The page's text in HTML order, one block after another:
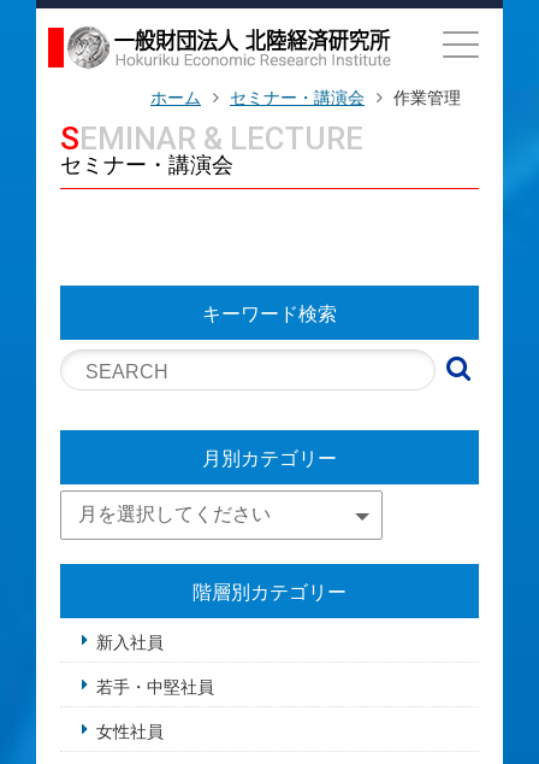
ホーム セミナー・講演会 作業管理
SEMINAR & LECTURE
セミナー・講演会
キーワード検索
月別カテゴリー
階層別カテゴリー
新入社員
若手・中堅社員
女性社員